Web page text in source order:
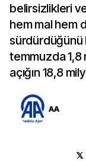
belirsizlikleri
hem mal hem
sürdürdüğünü
temmuzda 1,8
açığın 18,8
AA